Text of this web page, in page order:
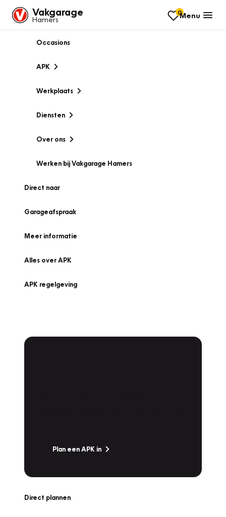
Vakgarage
Hamers
0Menu
Occasions
APK
Werkplaats
Diensten
Over ons
Werken bij Vakgarage Hamers
Direct naar
Garageafspraak
Meer informatie
Alles over APK
APK regelgeving
Plan een APK in
Direct plannen